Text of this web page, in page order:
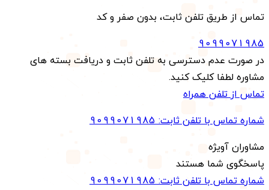
تماس از طریق تلفن ثابت، بدون صفر و کد
9099071985
در صورت عدم دسترسی به تلفن ثابت و دریافت بسته های
مشاوره لطفا کلیک کنید.
تماس از تلفن همراه
شماره تماس با تلفن ثابت:9099071985
مشاوران آویژه
پاسخگوی شما هستند
شماره تماس با تلفن ثابت:9099071985